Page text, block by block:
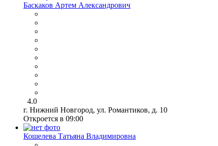
Баскаков Артем Александрович
4.0
г. Нижний Новгород, ул. Романтиков, д. 10
Откроется в 09:00
Кошелева Татьяна Владимировна